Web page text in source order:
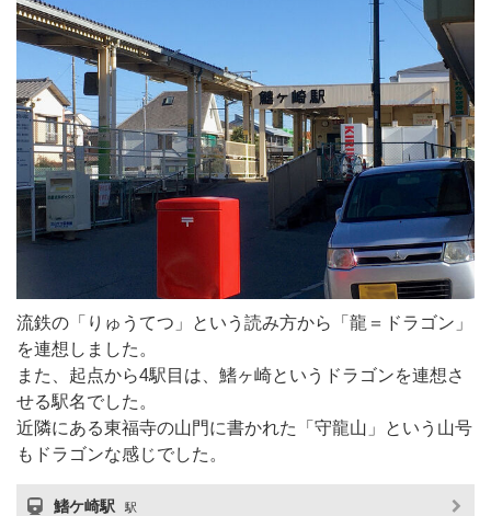
流鉄の「りゅうてつ」という読み方から「龍＝ドラゴン」
を連想しました。
また、起点から4駅目は、鰭ヶ崎というドラゴンを連想さ
せる駅名でした。
近隣にある東福寺の山門に書かれた「守龍山」という山号
もドラゴンな感じでした。
鰭ケ崎駅 駅